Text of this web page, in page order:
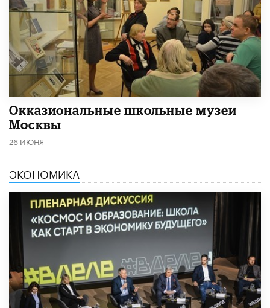
​Окказиональные школьные музеи
Москвы
26 ИЮНЯ
ЭКОНОМИКА